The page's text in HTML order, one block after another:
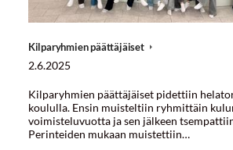
Kilparyhmien päättäjäiset
2.6.2025
Kilparyhmien päättäjäiset pidettiin
koululla. Ensin muisteltiin ryhmittäin
voimisteluvuotta ja sen jälkeen
Perinteiden mukaan muistettiin…